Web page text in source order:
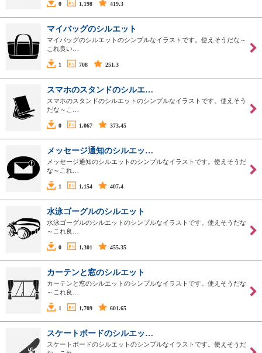
0 1,198 419.3
マイバッグのシルエット
マイバッグのシルエットのシンプルなイラストです。使えそうだな～
これ良い…
1 708 251.3
スマホのスタンドのシルエ…
スマホのスタンドのシルエットのシンプルなイラストです。使えそう
だな～こ…
0 1,067 373.45
メッセージ通知のシルエッ…
メッセージ通知のシルエットのシンプルなイラストです。使えそうだ
な～これ…
1 1,154 407.4
水泳ゴーグルのシルエット
水泳ゴーグルのシルエットのシンプルなイラストです。使えそうだな
～これ良…
0 1,301 455.35
カーテンと窓のシルエット
カーテンと窓のシルエットのシンプルなイラストです。使えそうだな
～これ良…
1 1,709 601.65
スケートボードのシルエッ…
スケートボードのシルエットのシンプルなイラストです。使えそうだ